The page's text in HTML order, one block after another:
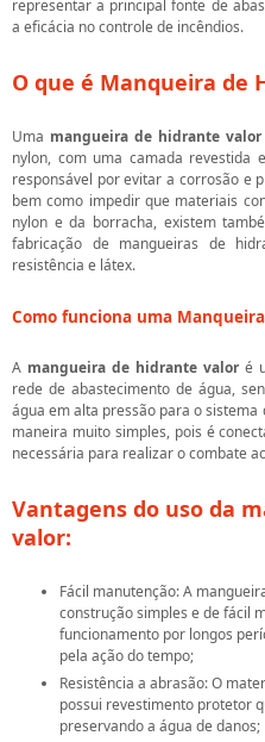
representar a principal fonte de
a eficácia no controle de incêndios.
O que é Manqueira de
Uma mangueira de hidrante valor
nylon, com uma camada revestida
responsável por evitar a corrosão e
bem como impedir que materiais
nylon e da borracha, existem
fabricação de mangueiras de
resistência e látex.
Como funciona uma
A mangueira de hidrante valoré
rede de abastecimento de água,
água em alta pressão para o
maneira muito simples, pois é
necessária para realizar o combate
Vantagens do uso da
valor:
Fácil manutenção: A mangueira de hidrante valor possui uma
construção simples e de fácil
funcionamento por longos
pela ação do tempo;
Resistência a abrasão: O material resistente e de alta qualidade
possui revestimento protetor
preservando a água de danos;